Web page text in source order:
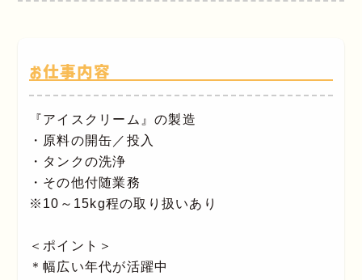
お仕事内容
『アイスクリーム』の製造
・原料の開缶／投入
・タンクの洗浄
・その他付随業務
※10～15kg程の取り扱いあり
＜ポイント＞
＊幅広い年代が活躍中